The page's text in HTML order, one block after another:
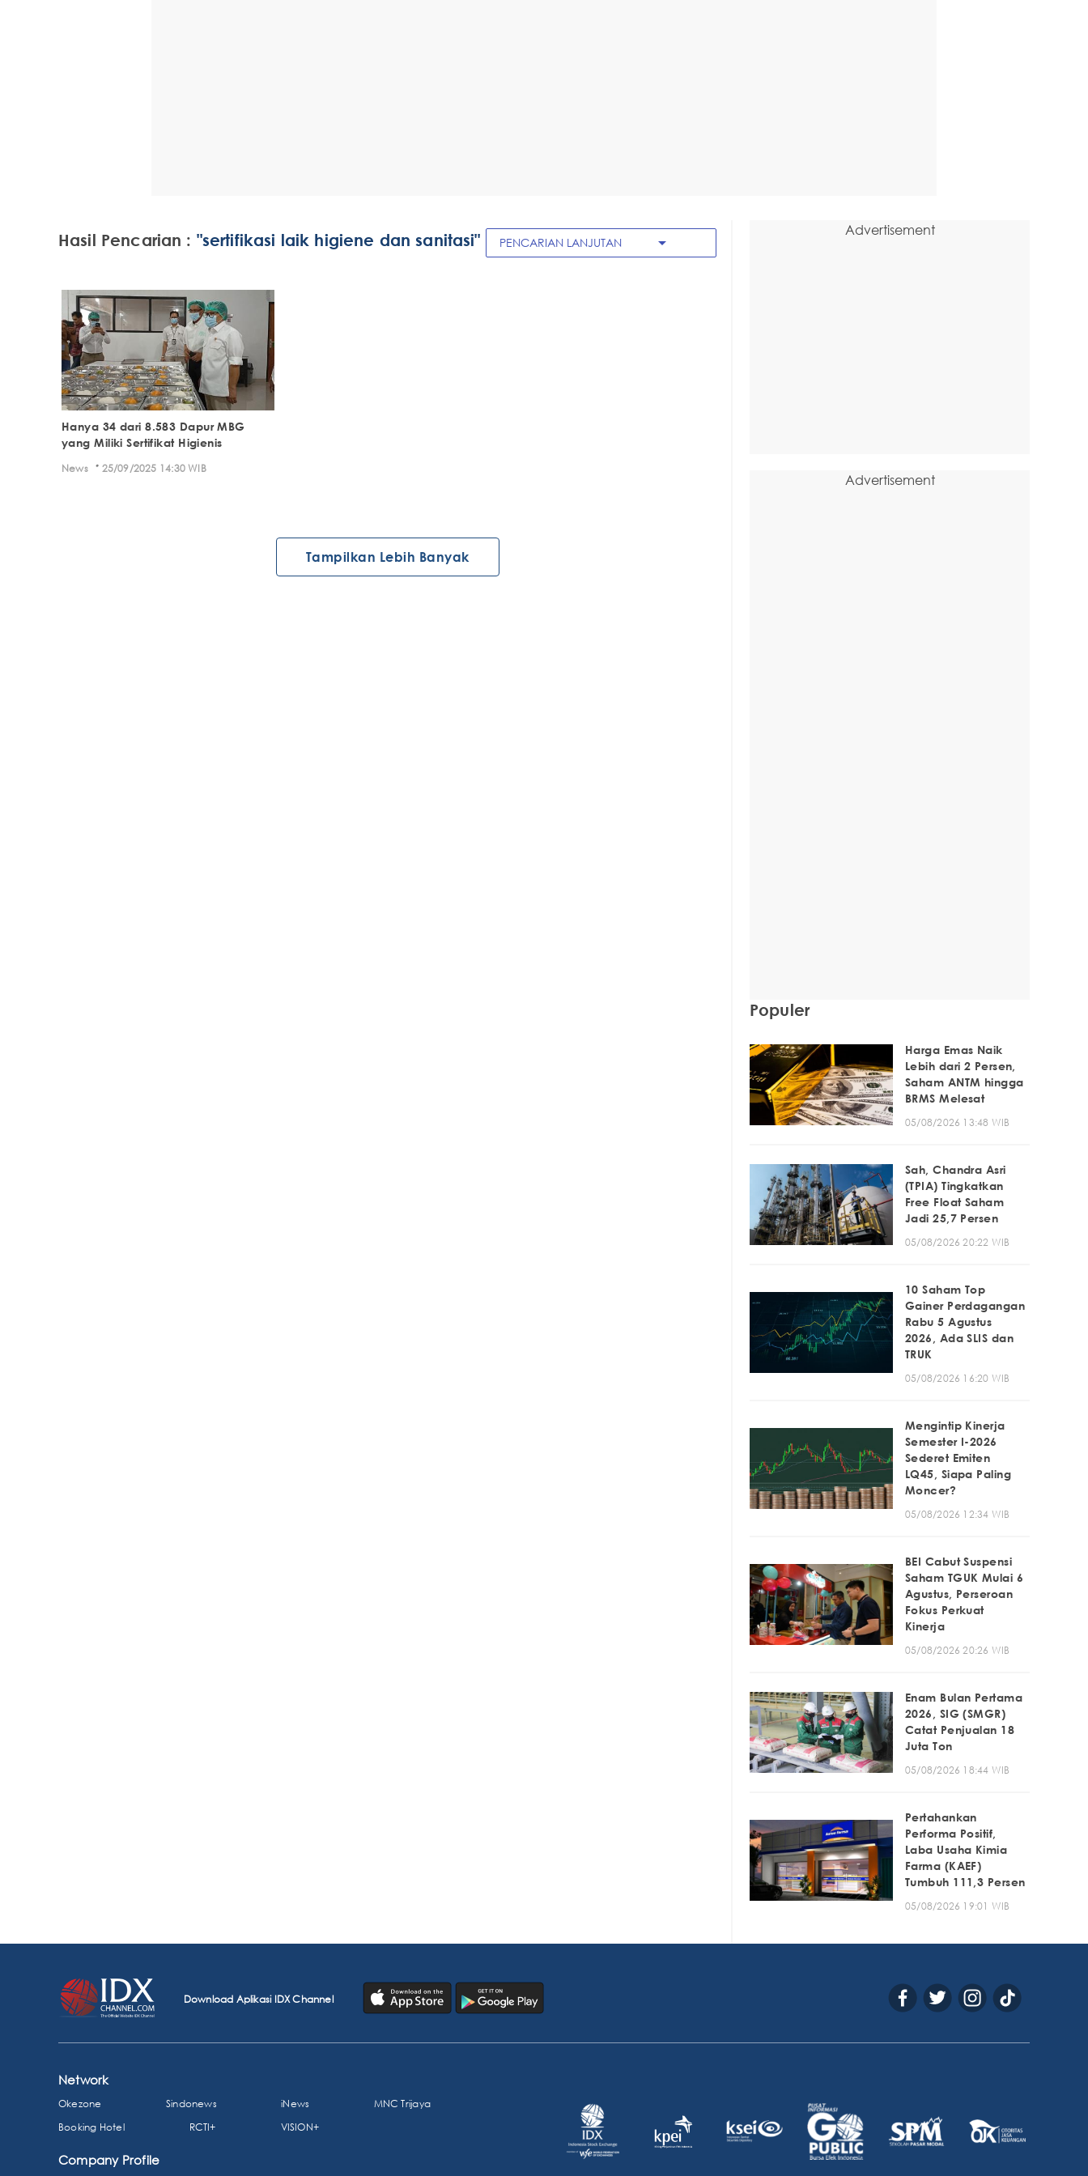
Hasil Pencarian : "sertifikasi laik higiene dan sanitasi" PENCARIAN LANJUTAN arrow_drop_down
Hanya 34 dari 8.583 Dapur MBG
yang Miliki Sertifikat Higienis
News · 25/09/2025 14:30 WIB
Tampilkan Lebih Banyak
Advertisement
Advertisement
Populer
Harga Emas Naik
Lebih dari 2 Persen,
Saham ANTM hingga
BRMS Melesat
05/08/2026 13:48 WIB
Sah, Chandra Asri
(TPIA) Tingkatkan
Free Float Saham
Jadi 25,7 Persen
05/08/2026 20:22 WIB
10 Saham Top
Gainer Perdagangan
Rabu 5 Agustus
2026, Ada SLIS dan
TRUK
05/08/2026 16:20 WIB
Mengintip Kinerja
Semester I-2026
Sederet Emiten
LQ45, Siapa Paling
Moncer?
05/08/2026 12:34 WIB
BEI Cabut Suspensi
Saham TGUK Mulai 6
Agustus, Perseroan
Fokus Perkuat
Kinerja
05/08/2026 20:26 WIB
Enam Bulan Pertama
2026, SIG (SMGR)
Catat Penjualan 18
Juta Ton
05/08/2026 18:44 WIB
Pertahankan
Performa Positif,
Laba Usaha Kimia
Farma (KAEF)
Tumbuh 111,3 Persen
05/08/2026 19:01 WIB
Download Aplikasi IDX Channel
Network
Okezone Sindonews iNews
MNC Trijaya
Booking Hotel
RCTI+ VISION+
Company Profile